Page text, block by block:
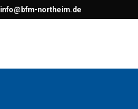
info@bfm-northeim.de